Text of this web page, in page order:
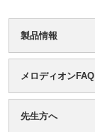
製品情報
メロディオンFAQ
先生方へ